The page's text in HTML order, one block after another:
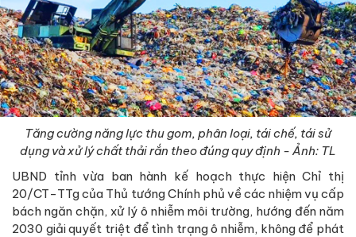
Tăng cường năng lực thu gom, phân loại, tái chế, tái sử
dụng và xử lý chất thải rắn theo đúng quy định - Ảnh: TL
UBND tỉnh vừa ban hành kế hoạch thực hiện Chỉ thị
20/CT-TTg của Thủ tướng Chính phủ về các nhiệm vụ cấp
bách ngăn chặn, xử lý ô nhiễm môi trường, hướng đến năm
2030 giải quyết triệt để tình trạng ô nhiễm, không để phát